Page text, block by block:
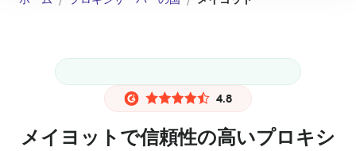
4.8
メイヨットで信頼性の高いプロキシ